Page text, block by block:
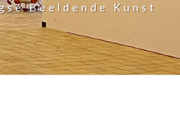
Beeldende Kunst